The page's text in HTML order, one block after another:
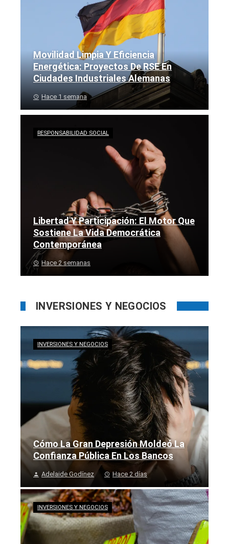
Movilidad Limpia Y Eficiencia
Energética: Proyectos De RSE En
Ciudades Industriales Alemanas
Hace 1 semana
RESPONSABILIDAD SOCIAL
Libertad Y Participación: El Motor Que
Sostiene La Vida Democrática
Contemporánea
Hace 2 semanas
INVERSIONES Y NEGOCIOS
INVERSIONES Y NEGOCIOS
Cómo La Gran Depresión Moldeó La
Confianza Pública En Los Bancos
Adelaide Godínez Hace 2 días
INVERSIONES Y NEGOCIOS